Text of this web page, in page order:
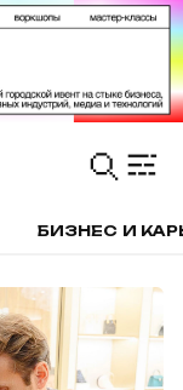
БИЗНЕС И